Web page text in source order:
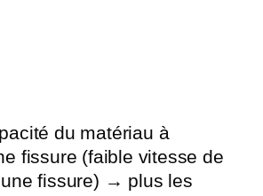
du matériau à
fissure (faible vitesse de
fissure) → plus les